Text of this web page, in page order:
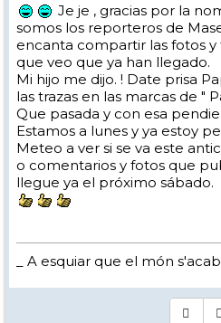
Je je , gracias por la
somos los reporteros de
encanta compartir las fotos
que veo que ya han llegado.
Mi hijo me dijo. ! Date prisa
las trazas en las marcas de "
Que pasada y con esa
Estamos a lunes y ya estoy
Meteo a ver si se va este
o comentarios y fotos que
llegue ya el próximo sábado.
_ A esquiar que el món